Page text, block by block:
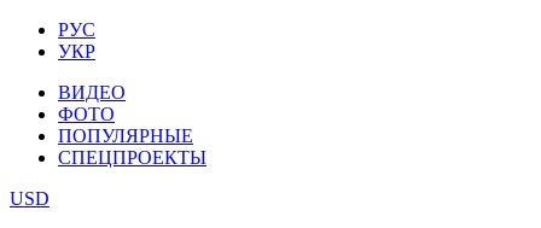
РУС
УКР
ВИДЕО
ФОТО
ПОПУЛЯРНЫЕ
СПЕЦПРОЕКТЫ
USD